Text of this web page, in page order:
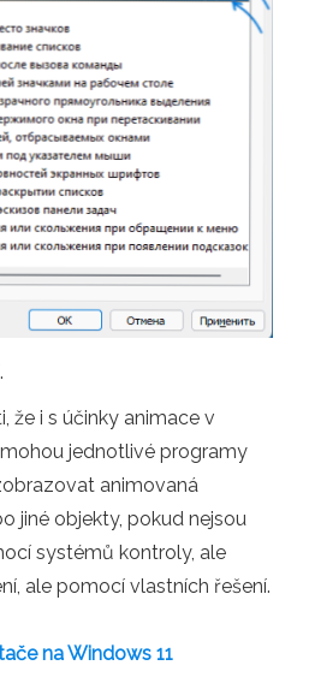
že i s účinky animace v
jednotlivé programy
animovaná
jiné objekty, pokud nejsou
systémů kontroly, ale
ale pomocí vlastních řešení.
na Windows 11